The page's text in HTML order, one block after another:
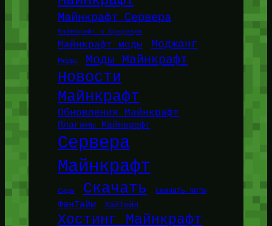
Майнкрафт Сервера
Майнкрафт в браузере
Майнкрафт моды Моджанг
Моды Моды Майнкрафт
Новости
Майнкрафт
Обновления Майнкрафт
Плагины Майнкрафт
Сервера
Майнкрафт
Сиды Скачать Скачать читы
ФанТайм ХайТейл
Хостинг Майнкрафт